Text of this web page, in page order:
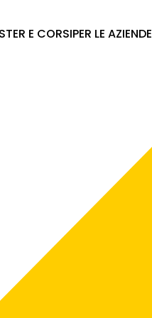
E CORSIPER LE AZIENDE